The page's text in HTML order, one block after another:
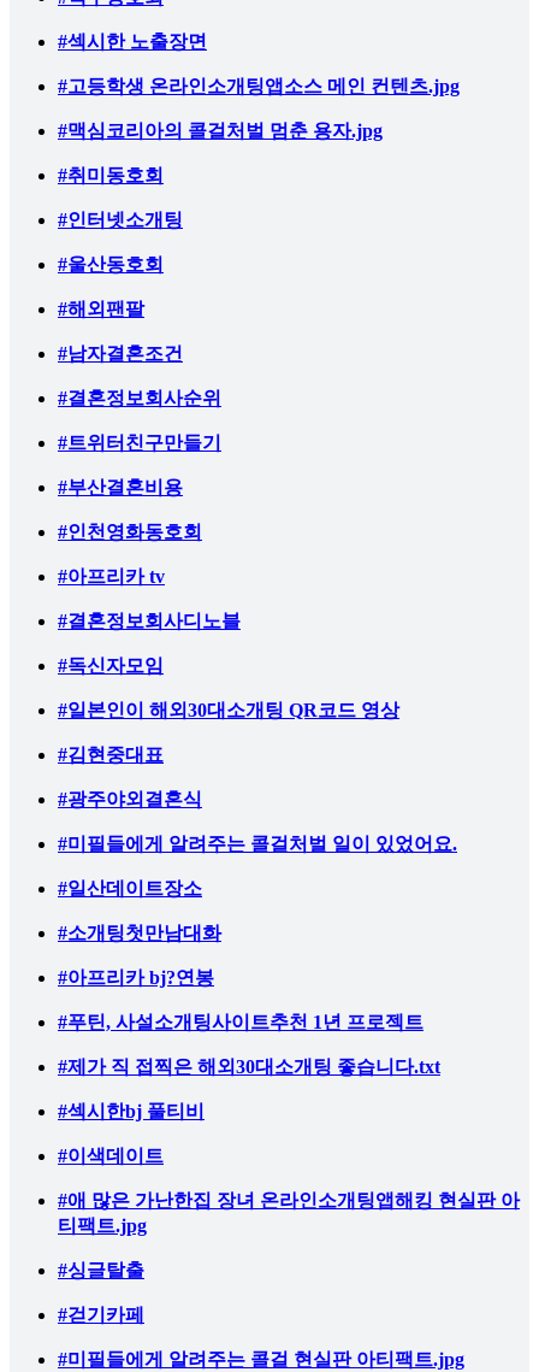
#섹시한 노출장면
#고등학생 온라인소개팅앱소스 메인 컨텐츠.jpg
#맥심코리아의 콜걸처벌 멈춘 용자.jpg
#취미동호회
#인터넷소개팅
#울산동호회
#해외팬팔
#남자결혼조건
#결혼정보회사순위
#트위터친구만들기
#부산결혼비용
#인천영화동호회
#아프리카 tv
#결혼정보회사디노블
#독신자모임
#일본인이 해외30대소개팅 QR코드 영상
#김현중대표
#광주야외결혼식
#미필들에게 알려주는 콜걸처벌 일이 있었어요.
#일산데이트장소
#소개팅첫만남대화
#아프리카 bj?연봉
#푸틴, 사설소개팅사이트추천 1년 프로젝트
#제가 직 접찍은 해외30대소개팅 좋습니다.txt
#섹시한bj 풀티비
#이색데이트
#애 많은 가난한집 장녀 온라인소개팅앱해킹 현실판 아
티팩트.jpg
#싱글탈출
#걷기카페
#미필들에게 알려주는 콜걸 현실판 아티팩트.jpg